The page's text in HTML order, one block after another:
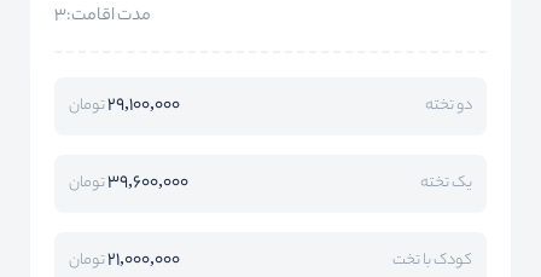
مدت اقامت:3
دو تخته 29,100,000تومان
یک تخته 39,600,000تومان
کودک با تخت 21,000,000تومان